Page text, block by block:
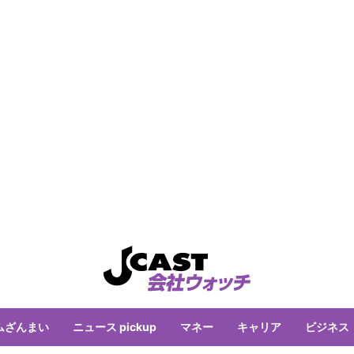
ざんまい ニュース pickup マネー キャリア ビジネス